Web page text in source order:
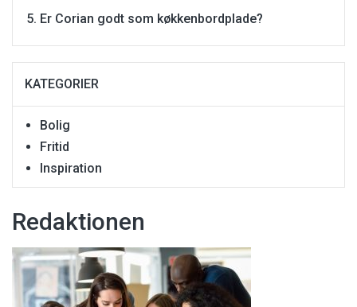
Er Corian godt som køkkenbordplade?
KATEGORIER
Bolig
Fritid
Inspiration
Redaktionen